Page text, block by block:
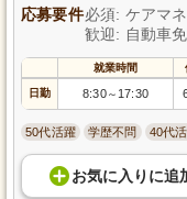
応募要件必須: ケアマ
歓迎: 自動車
就業時間
日勤 8:30～ 17:30
50代活躍 学歴不問 40代
お気に入り に追